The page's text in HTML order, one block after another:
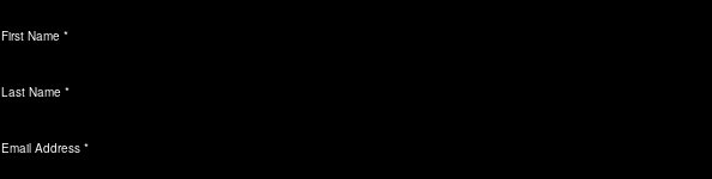
First Name *
Last Name *
Email Address *